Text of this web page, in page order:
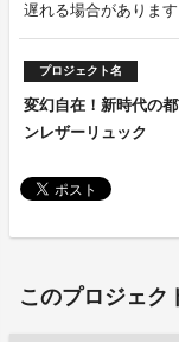
遅れる場合がありま
プロジェクト名
変幻自在！新時代の
ンレザーリュック
このプロジェク